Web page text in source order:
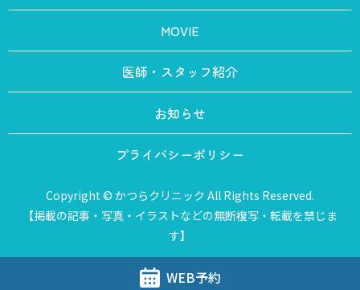
WEB予約
MOVIE
医師・スタッフ紹介
お知らせ
プライバシーポリシー
Copyright © かつらクリニック All Rights Reserved.
【掲載の記事・写真・イラストなどの無断複写・転載を禁じま
す】